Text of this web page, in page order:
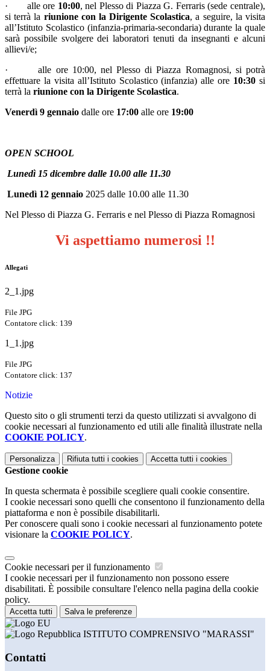
· alle ore 10:00, nel Plesso di Piazza G. Ferraris (sede centrale),
si terrà la riunione con la Dirigente Scolastica, a seguire, la visita
all’Istituto Scolastico (infanzia-primaria-secondaria) durante la quale
sarà possibile svolgere dei laboratori tenuti da insegnanti e alcuni
allievi/e;
·alle ore 10:00, nel Plesso di Piazza Romagnosi, si potrà
effettuare la visita all’Istituto Scolastico (infanzia) alle ore 10:30 si
terrà la riunione con la Dirigente Scolastica.
Venerdì 9 gennaio dalle ore 17:00 alle ore 19:00
OPEN SCHOOL
Lunedì 15 dicembre dalle 10.00 alle 11.30
Lunedì 12 gennaio 2025 dalle 10.00 alle 11.30
Nel Plesso di Piazza G. Ferraris e nel Plesso di Piazza Romagnosi
Vi aspettiamo numerosi !!
Allegati
2_1.jpg
File JPG
Contatore click: 139
1_1.jpg
File JPG
Contatore click: 137
Notizie
Questo sito o gli strumenti terzi da questo utilizzati si avvalgono di
cookie necessari al funzionamento ed utili alle finalità illustrate nella
COOKIE POLICY.
Personalizza Rifiuta tutti i cookies Accetta tutti i cookies
Gestione cookie
In questa schermata è possibile scegliere quali cookie consentire.
I cookie necessari sono quelli che consentono il funzionamento della
piattaforma e non è possibile disabilitarli.
Per conoscere quali sono i cookie necessari al funzionamento potete
visionare la COOKIE POLICY.
Cookie necessari per il funzionamento
I cookie necessari per il funzionamento non possono essere
disabilitati. È possibile consultare l'elenco nella pagina della cookie
policy.
Accetta tutti Salva le preferenze
ISTITUTO COMPRENSIVO "MARASSI"
Contatti